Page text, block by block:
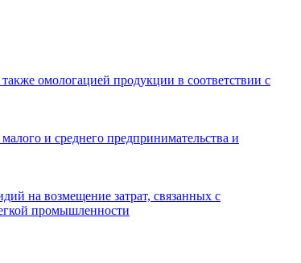
омологацией продукции в соответствии с
и среднего предпринимательства и
на возмещение затрат, связанных с
промышленности